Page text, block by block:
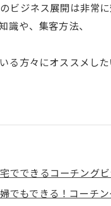
ジネス展開は非常に
識や、集客方法、
方々にオススメした
でできるコーチング
でもできる！コーチ